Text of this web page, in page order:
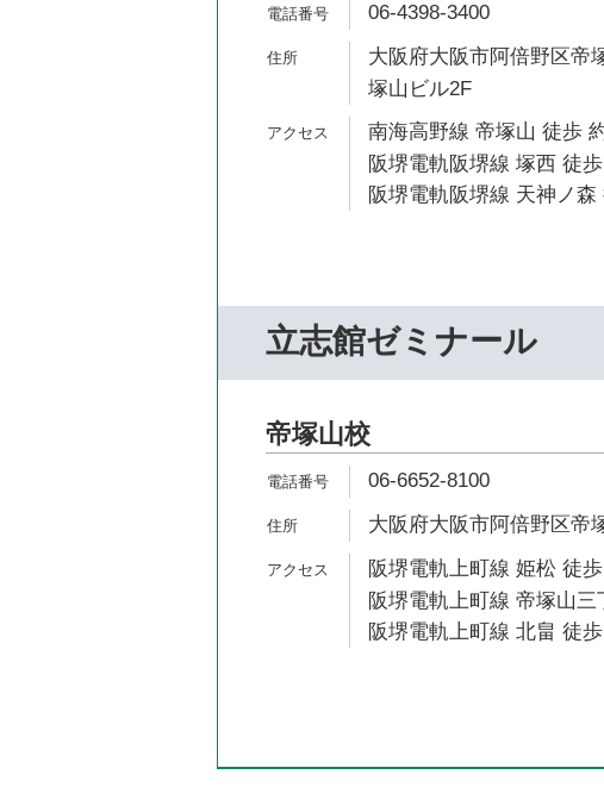
06-4398-3400
大阪府大阪市阿倍野区帝
塚山ビル2F
南海高野線 帝塚山 徒歩
阪堺電軌阪堺線 塚西 徒
阪堺電軌阪堺線 天神ノ森
立志館ゼミナール
帝塚山校
06-6652-8100
大阪府大阪市阿倍野区帝
阪堺電軌上町線 姫松 徒
阪堺電軌上町線 帝塚山三
阪堺電軌上町線 北畠 徒